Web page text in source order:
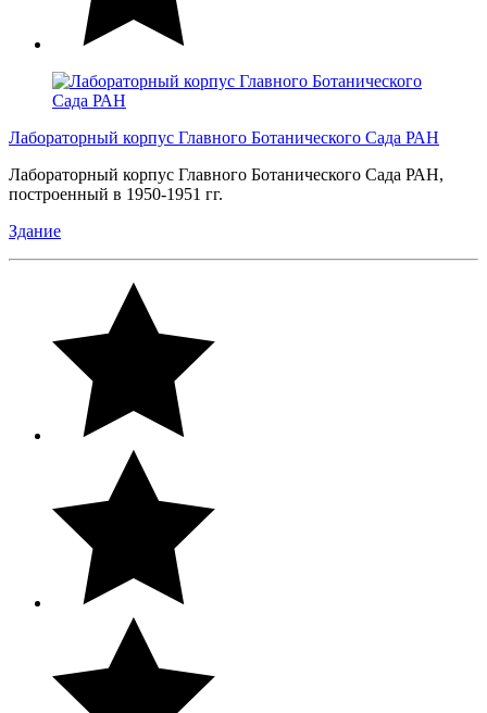
Лабораторный корпус Главного Ботанического Сада РАН
Лабораторный корпус Главного Ботанического Сада РАН,
построенный в 1950-1951 гг.
Здание